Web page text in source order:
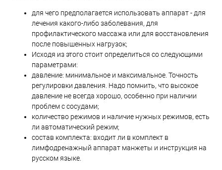
для чего предполагается использовать аппарат - для
лечения какого-либо заболевания, для
профилактического массажа или для восстановления
после повышенных нагрузок;
Исходя из этого стоит определиться со следующими
параметрами:
давление: минимальное и максимальное. Точность
регулировки давления. Надо помнить, что высокое
давление не всегда хорошо, особенно при наличии
проблем с сосудами;
количество режимов и наличие нужных режимов, есть
ли автоматический режим;
состав комплекта: входит ли в комплект в
лимфодренажный аппарат манжеты и инструкция на
русском языке.